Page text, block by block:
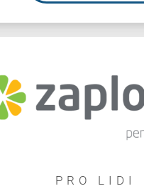
PRO LIDI